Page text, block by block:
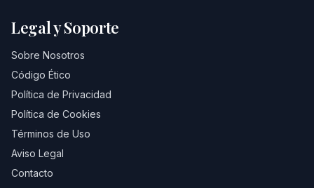
Legal y Soporte
Sobre Nosotros
Código Ético
Política de Privacidad
Política de Cookies
Términos de Uso
Aviso Legal
Contacto